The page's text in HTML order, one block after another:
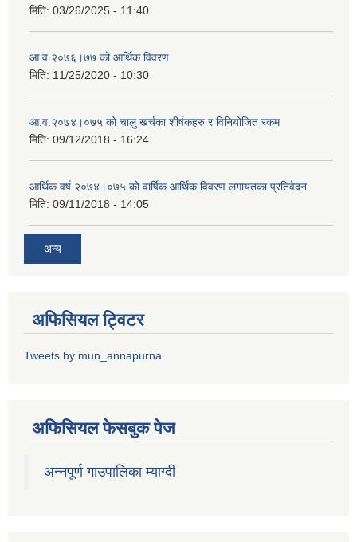
मिति: 03/26/2025 - 11:40
आ.व.२०७६।७७ को आर्थिक विवरण
मिति: 11/25/2020 - 10:30
आ.व.२०७४।०७५ को चालु खर्चका शीर्षकहरु र विनियोजित रकम
मिति: 09/12/2018 - 16:24
आर्थिक वर्ष २०७४।०७५ को वार्षिक आर्थिक विवरण लगायतका प्रतिवेदन
मिति: 09/11/2018 - 14:05
अन्य
अफिसियल ट्विटर
Tweets by mun_annapurna
अफिसियल फेसबुक पेज
अन्नपूर्ण गाउपालिका म्याग्दी